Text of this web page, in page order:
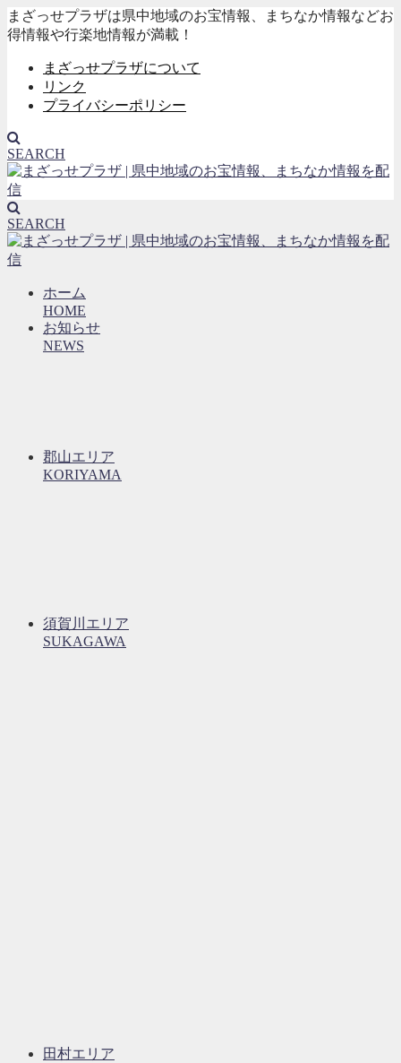
まざっせプラザは県中地域のお宝情報、まちなか情報などお
得情報や行楽地情報が満載！
まざっせプラザについて
リンク
プライバシーポリシー
SEARCH
SEARCH
ホーム
HOME
お知らせ
NEWS
郡山エリア
KORIYAMA
須賀川エリア
SUKAGAWA
田村エリア